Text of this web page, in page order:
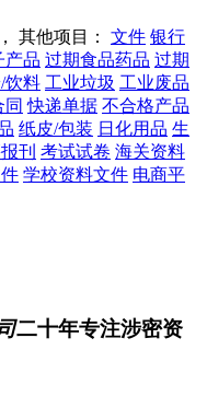
其他项目： 文件 银行
产品 过期食品药品 过期
饮料 工业垃圾 工业废品
同 快递单据 不合格产品
纸皮/包装 日化用品 生
刊 考试试卷 海关资料
学校资料文件 电商平
二十年专注涉密资